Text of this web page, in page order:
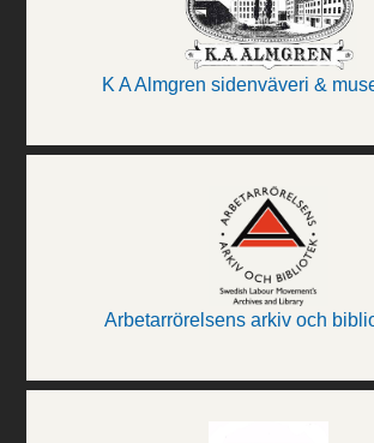
K A Almgren sidenväveri &
Arbetarrörelsens arkiv och